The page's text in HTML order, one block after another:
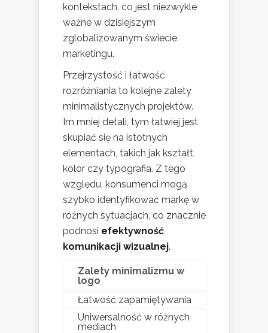
kontekstach, co jest niezwykle
ważne w dzisiejszym
zglobalizowanym świecie
marketingu.
Przejrzystość i łatwość
rozróżniania to kolejne zalety
minimalistycznych projektów.
Im mniej detali, tym łatwiej jest
skupiać się na istotnych
elementach, takich jak kształt,
kolor czy typografia. Z tego
względu, konsumenci mogą
szybko identyfikować markę w
różnych sytuacjach, co znacznie
podnosi efektywność
komunikacji wizualnej.
Zalety minimalizmu w
logo
Łatwość zapamiętywania
Uniwersalność w różnych
mediach